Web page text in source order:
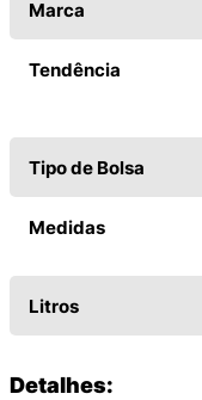
Marca
Tendência
Tipo de Bolsa
Medidas
Litros
Detalhes: